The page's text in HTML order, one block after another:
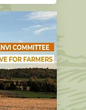
remain
even a
makes it
or
relief